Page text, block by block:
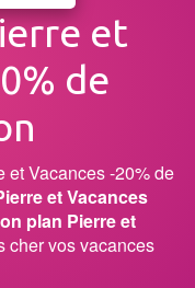
et
de
et Vacances -20% de
et Vacances
plan Pierre et
cher vos vacances